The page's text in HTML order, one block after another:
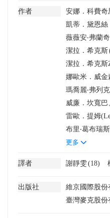
作者 安娜．科費奇
凱蒂．黛恩絲
薇薇安‧弗蘭
潔拉．希克斯
潔拉．希克斯
娜歐米．威金
瑪喬麗‧弗列克
威廉．坎寬
雷歐．提姆
布里‧葛布瑞
更多
譯者 謝靜雯(18)
出版社 維京國際股份
臺灣麥克股份